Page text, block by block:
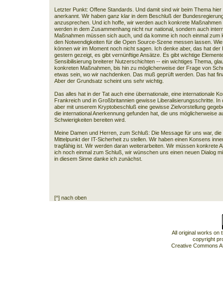
Letzter Punkt: Offene Standards. Und damit sind wir beim Thema
anerkannt. Wir haben ganz klar in dem Beschluß der
anzusprechen. Und ich hoffe, wir werden auch konkrete
werden in dem Zusammenhang nicht nur national, sondern auch
Maßnahmen müssen sich auch, und da komme ich noch einmal
den Notwendigkeiten für die Open Source-Szene messen lassen.
können wir im Moment noch nicht sagen. Ich denke aber, das hat
gestern gezeigt, es gibt vernünftige Ansätze. Es gibt wichtige
Sensibilisierung breiterer Nutzerschichten -- ein wichtiges Thema,
konkreten Maßnahmen, bis hin zu möglicherweise der Frage von
etwas sein, wo wir nachdenken. Das muß geprüft werden. Das hat
Aber der Grundsatz scheint uns sehr wichtig.
Das alles hat in der Tat auch eine übernationale, eine internationale
Frankreich und in Großbritannien gewisse Liberalisierungsschritte. In
aber mit unserem Kryptobeschluß eine gewisse Zielvorstellung
die international Anerkennung gefunden hat, die uns möglicherweise
Schwierigkeiten bereiten wird.
Meine Damen und Herren, zum Schluß: Die Message für uns war,
Mittelpunkt der IT-Sicherheit zu stellen. Wir haben einen Konsens
tragfähig ist. Wir werden daran weiterarbeiten. Wir müssen konkrete
ich noch einmal zum Schluß, wir wünschen uns einen neuen Dialog
in diesem Sinne danke ich zunächst.
[^] nach oben
All original works on
copyright
Creative Commons